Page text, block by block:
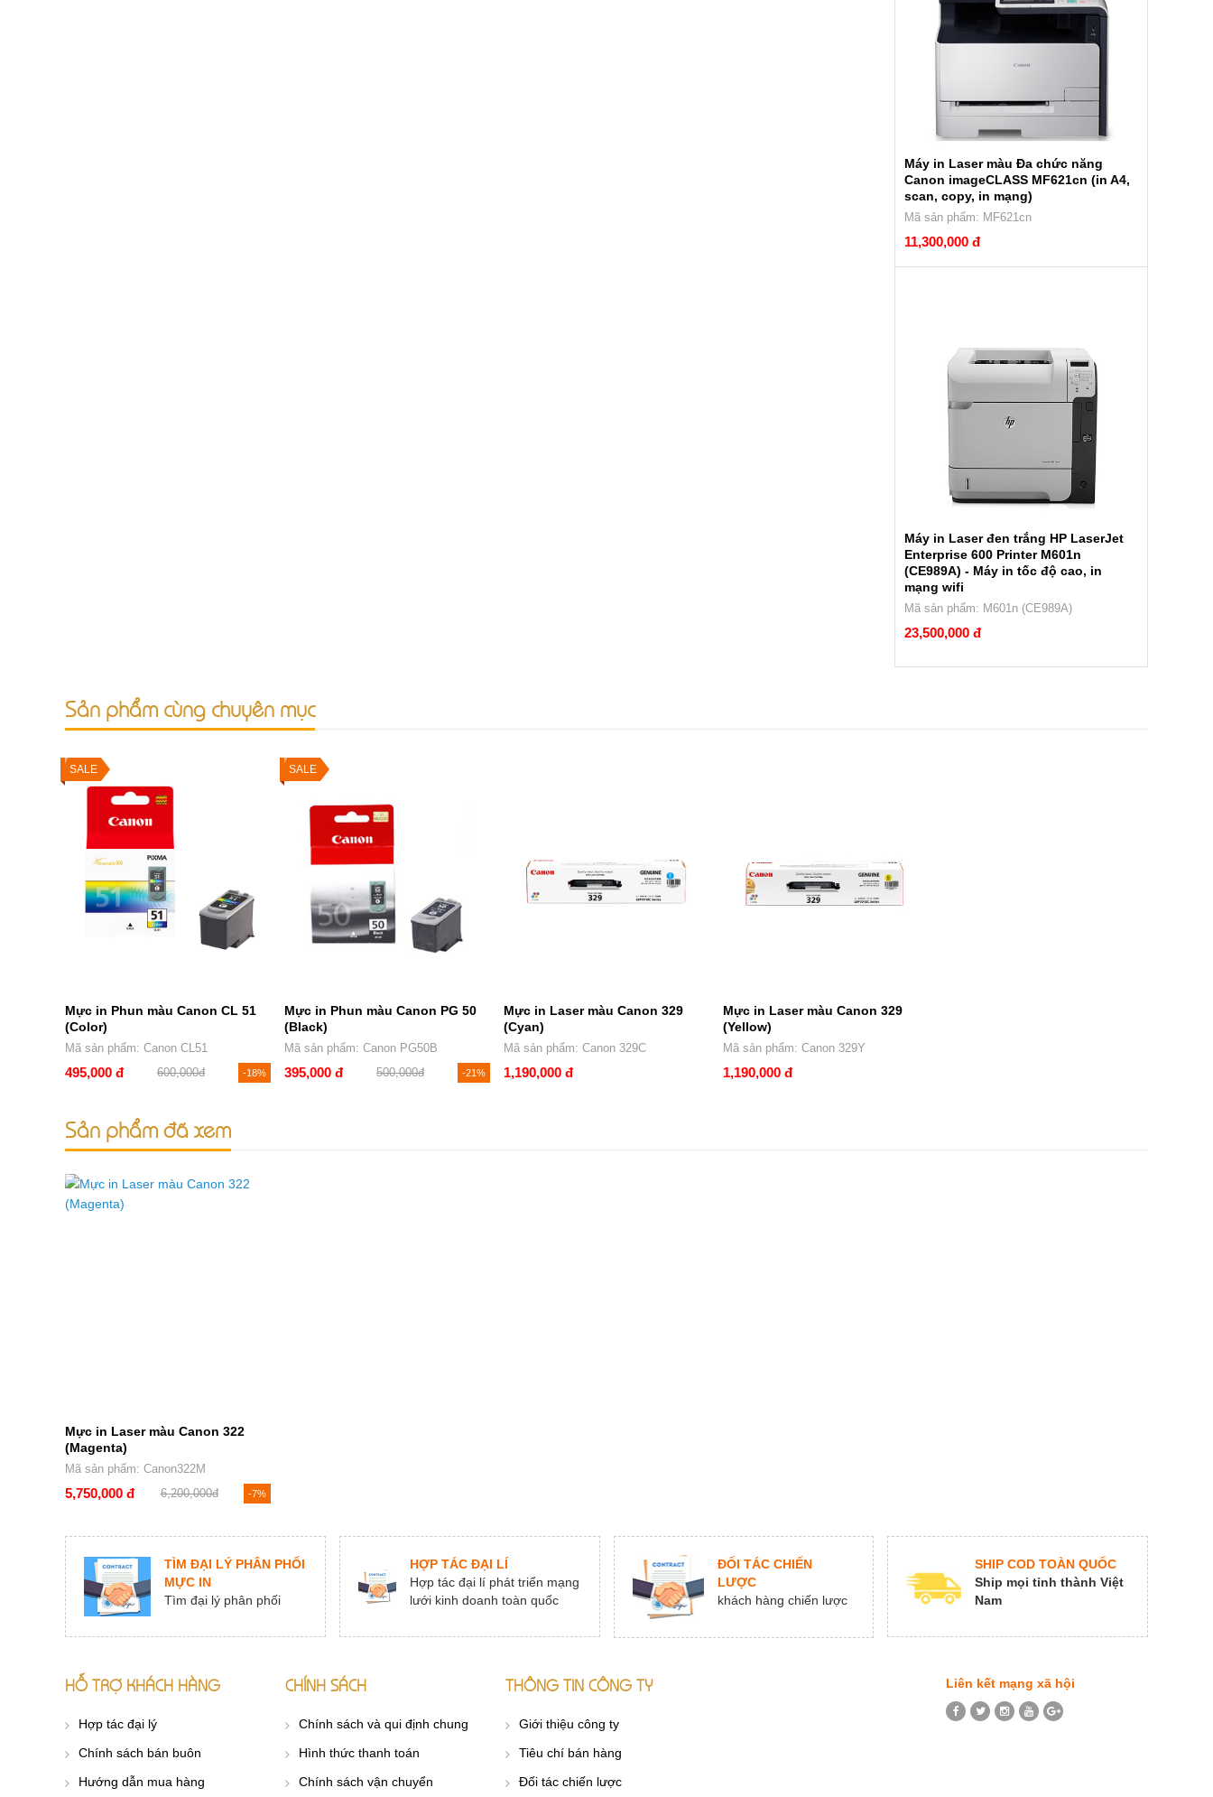
Máy in Laser màu Đa chức năng
Canon imageCLASS MF621cn (in A4,
scan, copy, in mạng)
Mã sản phẩm: MF621cn
11,300,000 đ
Máy in Laser đen trắng HP LaserJet
Enterprise 600 Printer M601n
(CE989A) - Máy in tốc độ cao, in
mạng wifi
Mã sản phẩm: M601n (CE989A)
23,500,000 đ
Sản phẩm cùng chuyên mục
SALE
Mực in Phun màu Canon CL 51
(Color)
Mã sản phẩm: Canon CL51
495,000 đ 600,000đ -18%
SALE
Mực in Phun màu Canon PG 50
(Black)
Mã sản phẩm: Canon PG50B
395,000 đ 500,000đ -21%
Mực in Laser màu Canon 329
(Cyan)
Mã sản phẩm: Canon 329C
1,190,000 đ
Mực in Laser màu Canon 329
(Yellow)
Mã sản phẩm: Canon 329Y
1,190,000 đ
Sản phẩm đã xem
Mực in Laser màu Canon 322
(Magenta)
Mã sản phẩm: Canon322M
5,750,000 đ 6,200,000đ -7%
TÌM ĐẠI LÝ PHÂN PHỐI
MỰC IN
Tìm đại lý phân phối
HỢP TÁC ĐẠI LÍ
Hợp tác đại lí phát triển mạng
lưới kinh doanh toàn quốc
ĐỐI TÁC CHIẾN
LƯỢC
khách hàng chiến lược
SHIP COD TOÀN QUỐC
Ship mọi tỉnh thành Việt
Nam
HỖ TRỢ KHÁCH HÀNG
Hợp tác đại lý
Chính sách bán buôn
Hướng dẫn mua hàng
CHÍNH SÁCH
Chính sách và qui định chung
Hình thức thanh toán
Chính sách vận chuyển
THÔNG TIN CÔNG TY
Giới thiệu công ty
Tiêu chí bán hàng
Đối tác chiến lược
Liên kết mạng xã hội